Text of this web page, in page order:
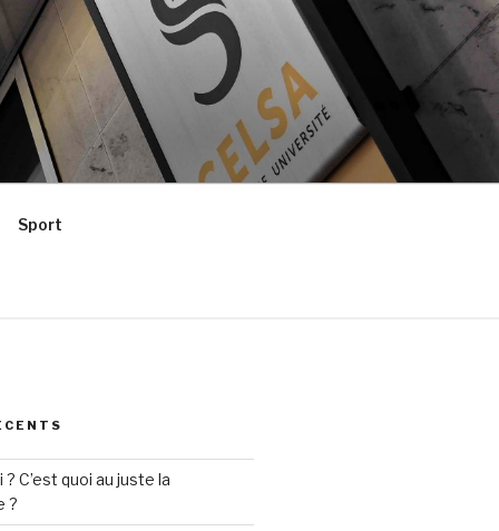
Sport
C’est quoi au juste la
?